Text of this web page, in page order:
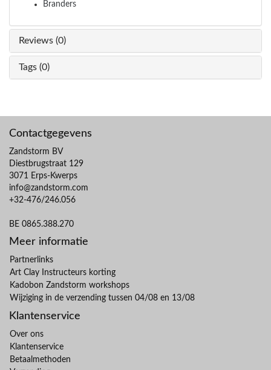
Branders
Reviews (0)
Tags (0)
Contactgegevens
Zandstorm BV
Diestbrugstraat 129
3071 Erps-Kwerps
info@zandstorm.com
+32-476/246.056
BE 0865.388.270
Meer informatie
Partnerlinks
Art Clay Instructeurs korting
Kadobon Zandstorm workshops
Wijziging in de verzending tussen 04/08 en 13/08
Klantenservice
Over ons
Klantenservice
Betaalmethoden